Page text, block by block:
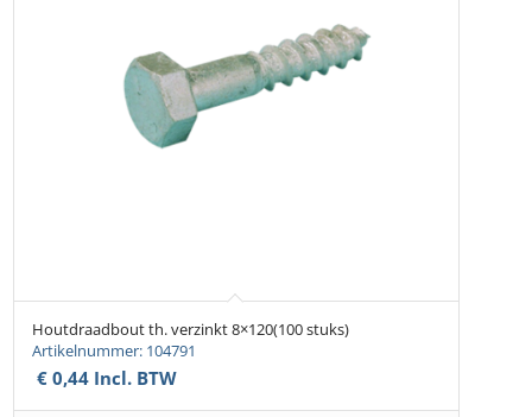
Houtdraadbout th. verzinkt 8×120(100 stuks)
Artikelnummer: 104791
€ 0,44 Incl. BTW